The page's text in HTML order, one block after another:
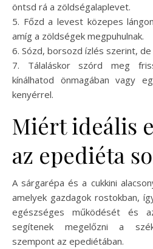
öntsd rá a zöldségalaplevet.
5. Főzd a levest közepes
amíg a zöldségek megpuhulnak.
6. Sózd, borsozd ízlés szerint,
7. Tálaláskor szórd meg
kínálhatod önmagában vagy
kenyérrel.
Miért ideális
az epediéta
A sárgarépa és a cukkini
amelyek gazdagok rostokban,
egészséges működését és
segítenek megelőzni a
szempont az epediétában.